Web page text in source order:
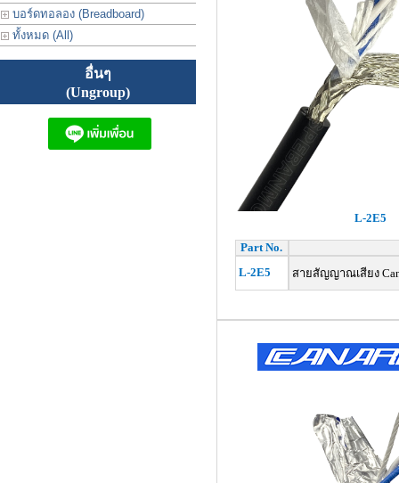
บอร์ดทอลอง (Breadboard)
ทั้งหมด (All)
อื่นๆ
(Ungroup)
L-2E5
Part No.
L-2E5
สายสัญญาณเสียง